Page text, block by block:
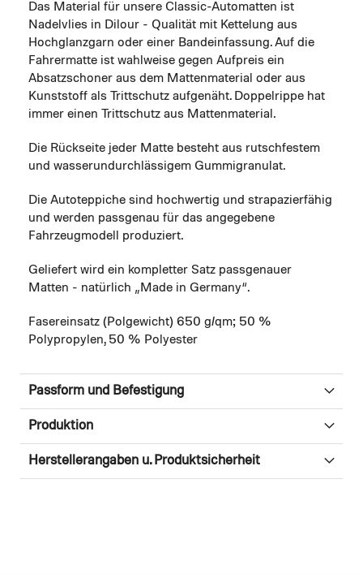
Das Material für unsere Classic-Automatten ist
Nadelvlies in Dilour - Qualität mit Kettelung aus
Hochglanzgarn oder einer Bandeinfassung. Auf die
Fahrermatte ist wahlweise gegen Aufpreis ein
Absatzschoner aus dem Mattenmaterial oder aus
Kunststoff als Trittschutz aufgenäht. Doppelrippe hat
immer einen Trittschutz aus Mattenmaterial.
Die Rückseite jeder Matte besteht aus rutschfestem
und wasserundurchlässigem Gummigranulat.
Die Autoteppiche sind hochwertig und strapazierfähig
und werden passgenau für das angegebene
Fahrzeugmodell produziert.
Geliefert wird ein kompletter Satz passgenauer
Matten - natürlich „Made in Germany“.
Fasereinsatz (Polgewicht) 650 g/qm; 50 %
Polypropylen, 50 % Polyester
Passform und Befestigung
Produktion
Herstellerangaben u. Produktsicherheit